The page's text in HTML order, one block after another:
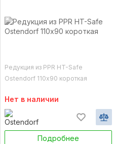
Редукция из PPR HT-Safe
Ostendorf 110х90 короткая
Нет в наличии
Подробнее